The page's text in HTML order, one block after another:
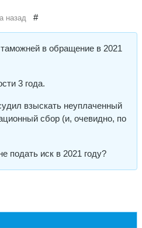
назад #
в обращение в 2021
3 года.
взыскать неуплаченный
сбор (и, очевидно, по
подать иск в 2021 году?